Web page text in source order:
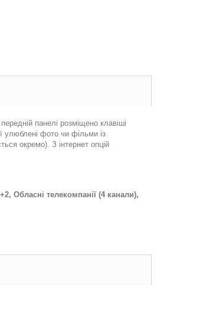
панелі розміщено клавіші
улюблені фото чи фільми із
окремо). З інтернет опцій
Обласні телекомпанії (4 канали),